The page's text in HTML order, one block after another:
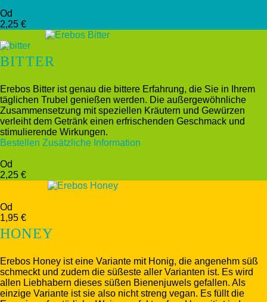
Od
2,25 €
BITTER
Erebos Bitter ist genau die bittere Erfahrung, die Sie in Ihrem
täglichen Trubel genießen werden. Die außergewöhnliche
Zusammensetzung mit speziellen Kräutern und Gewürzen
verleiht dem Getränk einen erfrischenden Geschmack und
stimulierende Wirkungen.
Bestellen Zusätzliche Information
Od
2,25 €
Od
1,95 €
HONEY
Erebos Honey ist eine Variante mit Honig, die angenehm süß
schmeckt und zudem die süßeste aller Varianten ist. Es wird
allen Liebhabern dieses süßen Bienenjuwels gefallen. Als
einzige Variante ist sie also nicht streng vegan. Es füllt die